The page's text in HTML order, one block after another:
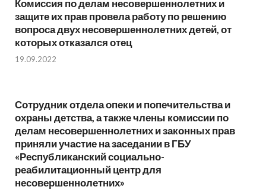
Комиссия по делам несовершеннолетних и
защите их прав провела работу по решению
вопроса двух несовершеннолетних детей, от
которых отказался отец
19.09.2022
Сотрудник отдела опеки и попечительства и
охраны детства, а также члены комиссии по
делам несовершеннолетних и законных прав
приняли участие на заседании в ГБУ
«Республиканский социально-
реабилитационный центр для
несовершеннолетних»